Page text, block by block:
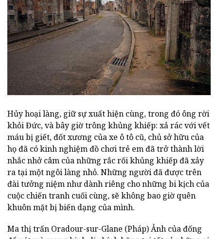
Hủy hoại làng, giữ sự xuất hiện cùng, trong đó ông rời
khỏi Đức, và bây giờ trông khủng khiếp: xả rác với vết
máu bị giết, đốt xương của xe ô tô cũ, chủ sở hữu của
họ đã có kinh nghiệm đồ chơi trẻ em đã trở thành lời
nhắc nhở câm của những rắc rối khủng khiếp đã xảy
ra tại một ngôi làng nhỏ. Những người đã được trên
đài tưởng niệm như dành riêng cho những bi kịch của
cuộc chiến tranh cuối cùng, sẽ không bao giờ quên
khuôn mặt bị biến dạng của mình.
Ma thị trấn Oradour-sur-Glane (Pháp) Ảnh của đống